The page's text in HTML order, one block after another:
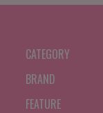
CATEGORY
BRAND
FEATURE